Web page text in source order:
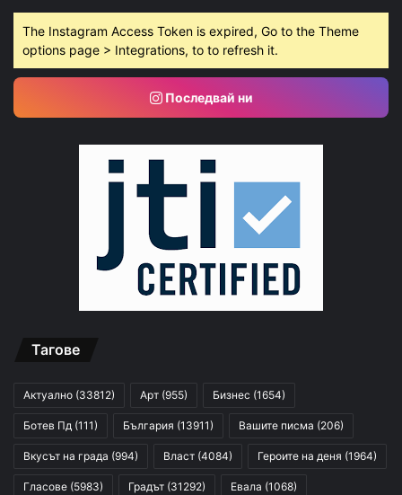
The Instagram Access Token is expired, Go to the Theme
options page > Integrations, to to refresh it.
Последвай ни
Тагове
Актуално (33812) Арт (955) Бизнес (1654)
Ботев Пд (111) България (13911) Вашите писма (206)
Вкусът на града (994) Власт (4084) Героите на деня (1964)
Гласове (5983) Градът (31292) Евала (1068)